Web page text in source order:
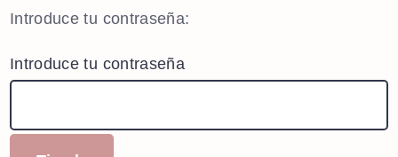
Introduce tu contraseña:
Introduce tu contraseña